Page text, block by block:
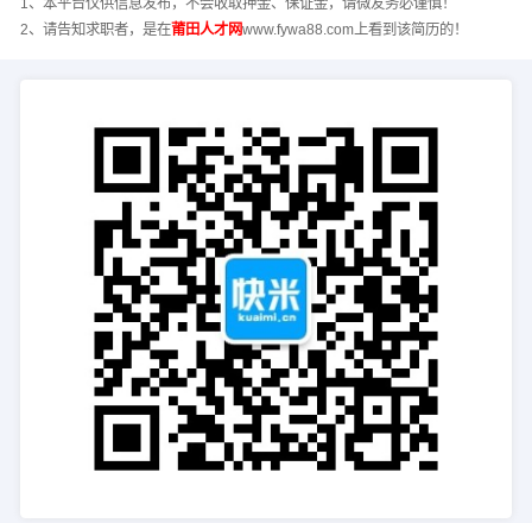
1、本平台仅供信息发布，不会收取押金、保证金，请微友务必谨慎！
2、请告知求职者，是在莆田人才网www.fywa88.com上看到该简历的！